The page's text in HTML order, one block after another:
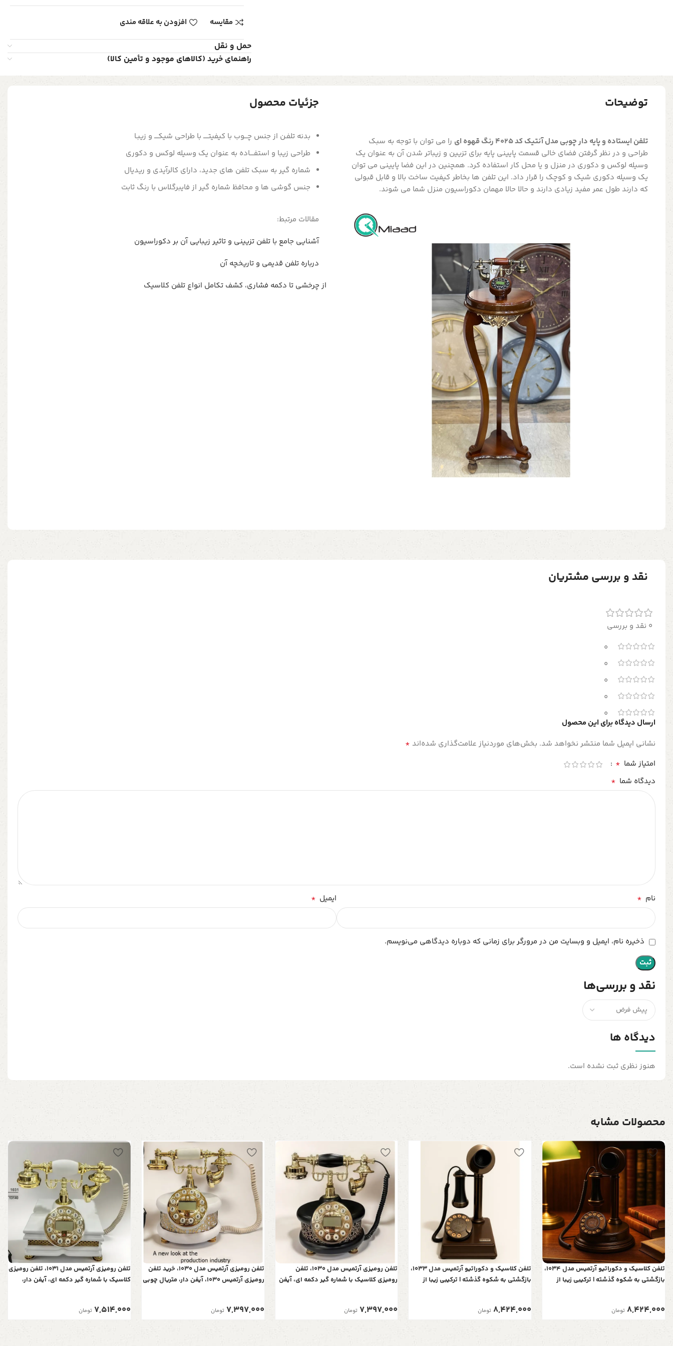
مقایسه افزودن به علاقه مندی
حمل و نقل
راهنمای خرید (کالاهای موجود و تأمین کالا)
توضیحات
تلفن ایستاده و پایه دار چوبی مدل آنتیک کد 4025 رنگ قهوه ای
را می توان با توجه به سبک
طراحی و در نظر گرفتن فضای خالی قسمت پایینی پایه برای تزیین و زیباتر شدن آن به عنوان یک
وسیله لوکس و دکوری در منزل و یا محل کار استفاده کرد. همچنین در این فضا پایینی می توان
یک وسیله دکوری شیک و کوچک را قرار داد. این تلفن ها بخاطر کیفیت ساخت بالا و قابل قبولی
که دارند طول عمر مفید زیادی دارند و حالا حالا مهمان دکوراسیون منزل شما می شوند.
جزئیات محصول
بدنه تلفـن از جنس چـــوب با کیفیتـــــ با طراحی شیکــــ و زیبـا
طراحی زیبا و استفــــاده به عنوان یک وسیله لوکس و دکوری
شماره گیر به سبک تلفن های جدید، دارای کالرآیدی و ریدیال
جنس گوشی ها و محافظ شماره گیر از فایبرگلاس با رنگ ثابت
مقالات مرتبط:
آشنایی جامع با تلفن تزیینی و تاثیر زیبایی آن بر دکوراسیون
درباره تلفن قدیمی و تاریخچه آن
از چرخشی تا دکمه فشاری، کشف تکامل انواع تلفن کلاسیک
نقد و بررسی مشتریان
0 نقد و بررسی
0
0
0
0
0
نقد و بررسی‌ها
دیدگاه ها
هنوز نظری ثبت نشده است.
ارسال دیدگاه برای این محصول
نشانی ایمیل شما منتشر نخواهد شد. بخش‌های موردنیاز علامت‌گذاری شده‌اند *
امتیاز شما *
دیدگاه شما *
نام * ایمیل *
ذخیره نام، ایمیل و وبسایت من در مرورگر برای زمانی که دوباره دیدگاهی می‌نویسم.
محصولات مشابه
تلفن کلاسیک و دکوراتیو آرتمیس مدل 1034،
بازگشتی به شکوه گذشته | ترکیبی زیبا از
8,424,000 تومان
تلفن کلاسیک و دکوراتیو آرتمیس مدل 1033،
بازگشتی به شکوه گذشته | ترکیبی زیبا از
8,424,000 تومان
تلفن رومیزی آرتمیس مدل 1030، تلفن
رومیزی کلاسیک با شماره گیر دکمه ای، آیفن
7,397,000 تومان
تلفن رومیزی آرتمیس مدل 1030، خرید تلفن
رومیزی آرتمیس 1030، آیفن دار، متریال چوبی
7,397,000 تومان
تلفن رومیزی آرتمیس مدل 1031، تلفن رومیزی
کلاسیک با شماره گیر دکمه ای، آیفن دار،
7,514,000 تومان